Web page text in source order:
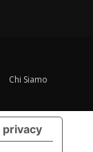
Chi Siamo